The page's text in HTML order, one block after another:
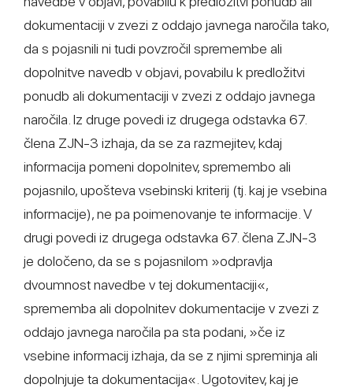
dokumentaciji v zvezi z oddajo javnega naročila tako,
da s pojasnili ni tudi povzročil spremembe ali
dopolnitve navedb v objavi, povabilu k predložitvi
ponudb ali dokumentaciji v zvezi z oddajo javnega
naročila. Iz druge povedi iz drugega odstavka 67.
člena ZJN-3 izhaja, da se za razmejitev, kdaj
informacija pomeni dopolnitev, spremembo ali
pojasnilo, upošteva vsebinski kriterij (tj. kaj je vsebina
informacije), ne pa poimenovanje te informacije. V
drugi povedi iz drugega odstavka 67. člena ZJN-3
je določeno, da se s pojasnilom »odpravlja
dvoumnost navedbe v tej dokumentaciji«,
sprememba ali dopolnitev dokumentacije v zvezi z
oddajo javnega naročila pa sta podani, »če iz
vsebine informacij izhaja, da se z njimi spreminja ali
dopolnjuje ta dokumentacija«. Ugotovitev, kaj je